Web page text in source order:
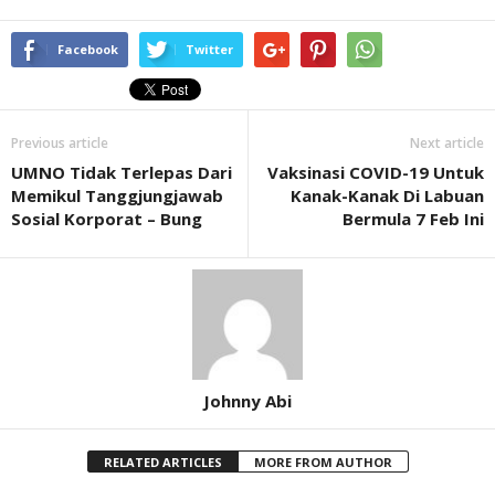
Facebook Twitter
Previous article
UMNO Tidak Terlepas Dari
Memikul Tanggjungjawab
Sosial Korporat – Bung
Next article
Vaksinasi COVID-19 Untuk
Kanak-Kanak Di Labuan
Bermula 7 Feb Ini
Johnny Abi
RELATED ARTICLES MORE FROM AUTHOR